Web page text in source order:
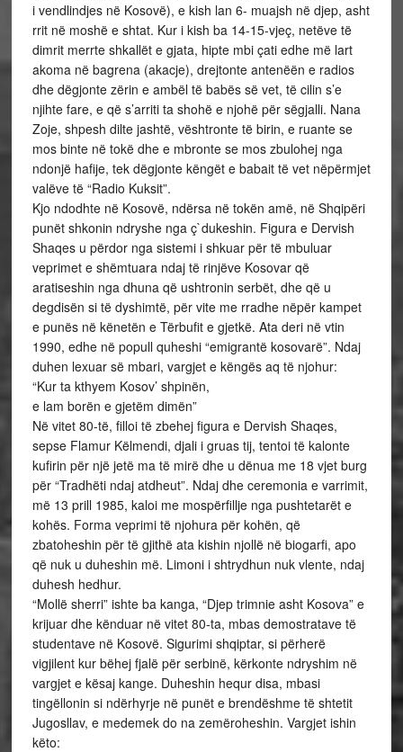
i vendlindjes në Kosovë), e kish lan 6- muajsh në djep, asht
rrit në moshë e shtat. Kur i kish ba 14-15-vjeç, netëve të
dimrit merrte shkallët e gjata, hipte mbi çati edhe më lart
akoma në bagrena (akacje), drejtonte antenëën e radios
dhe dëgjonte zërin e ambël të babës së vet, të cilin s’e
njihte fare, e që s’arriti ta shohë e njohë për sëgjalli. Nana
Zoje, shpesh dilte jashtë, vështronte të birin, e ruante se
mos binte në tokë dhe e mbronte se mos zbulohej nga
ndonjë hafije, tek dëgjonte këngët e babait të vet nëpërmjet
valëve të “Radio Kuksit”.
Kjo ndodhte në Kosovë, ndërsa në tokën amë, në Shqipëri
punët shkonin ndryshe nga ç`dukeshin. Figura e Dervish
Shaqes u përdor nga sistemi i shkuar për të mbuluar
veprimet e shëmtuara ndaj të rinjëve Kosovar që
aratiseshin nga dhuna që ushtronin serbët, dhe që u
degdisën si të dyshimtë, për vite me rradhe nëpër kampet
e punës në kënetën e Tërbufit e gjetkë. Ata deri në vtin
1990, edhe në popull quheshi “emigrantë kosovarë”. Ndaj
duhen lexuar së mbari, vargjet e këngës aq të njohur:
“Kur ta kthyem Kosov’ shpinën,
e lam borën e gjetëm dimën”
Në vitet 80-të, filloi të zbehej figura e Dervish Shaqes,
sepse Flamur Këlmendi, djali i gruas tij, tentoi të kalonte
kufirin për një jetë ma të mirë dhe u dënua me 18 vjet burg
për “Tradhëti ndaj atdheut”. Ndaj dhe ceremonia e varrimit,
më 13 prill 1985, kaloi me mospërfillje nga pushtetarët e
kohës. Forma veprimi të njohura për kohën, që
zbatoheshin për të gjithë ata kishin njollë në biogarfi, apo
që nuk u duheshin më. Limoni i shtrydhun nuk vlente, ndaj
duhesh hedhur.
“Mollë sherri” ishte ba kanga, “Djep trimnie asht Kosova” e
krijuar dhe kënduar në vitet 80-ta, mbas demostratave të
studentave në Kosovë. Sigurimi shqiptar, si përherë
vigjilent kur bëhej fjalë për serbinë, kërkonte ndryshim në
vargjet e kësaj kange. Duheshin hequr disa, mbasi
tingëllonin si ndërhyrje në punët e brendëshme të shtetit
Jugosllav, e medemek do na zemëroheshin. Vargjet ishin
këto: